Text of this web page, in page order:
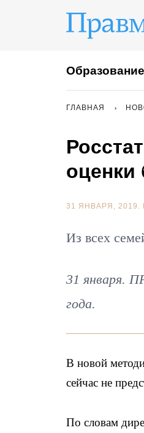
Образование
ГЛАВНАЯ
оценки
31 ЯНВАРЯ, 2019.
Из всех
31 января.
года.
В новой
сейчас не
По словам